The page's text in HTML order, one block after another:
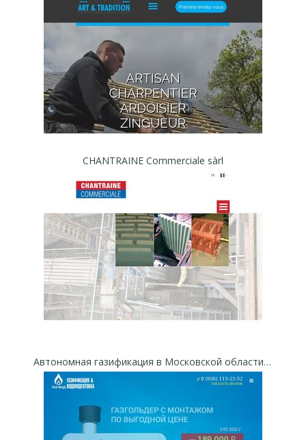
CHANTRAINE Commerciale sàrl
Автономная газификация в Московской области - Компания